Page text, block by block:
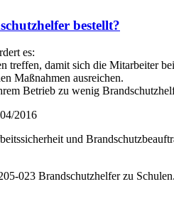
bestellt?
es:
treffen, damit sich die Mitarbeiter
Maßnahmen ausreichen.
Betrieb zu wenig
2016
und
023 Brandschutzhelfer zu Schulen.